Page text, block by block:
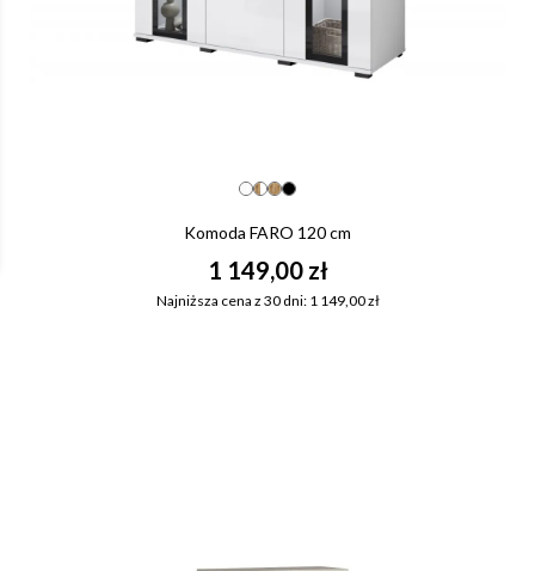
Komoda FARO 120 cm
1 149,00 zł
Najniższa cena z 30 dni: 1 149,00 zł